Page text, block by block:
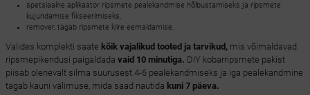
spetsiaalne aplikaator ripsmete pealekandmise hõlbustamiseks ja ripsmete
kujundamise fikseerimiseks,
remover, tagab ripsmete kiire eemaldamise.
Valides komplekti saate kõik vajalikud tooted ja tarvikud,mis võimaldavad
ripsmepikendusi paigaldada vaid 10 minutiga. DIY kobarripsmete pakist
piisab olenevalt silma suurusest 4-6 pealekandmiseks ja iga pealekandmine
tagab kauni välimuse, mida saad nautida kuni 7 päeva.